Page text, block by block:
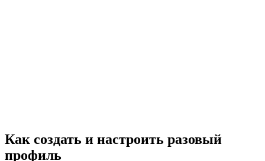
Как создать и настроить разовый
профиль